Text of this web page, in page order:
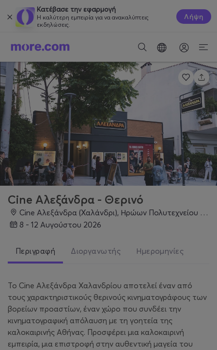
Κατέβασε την εφαρμογή
Η καλύτερη εμπειρία για να ανακαλύπτεις
εκδηλώσεις.
Λήψη
Cine Αλεξάνδρα - Θερινό
Cine Αλεξάνδρα (Χαλάνδρι), Ηρώων Πολυτεχνείου 27, Χαλάνδρι
8 - 12 Αυγούστου 2026
Περιγραφή Διοργανωτής Ημερομηνίες
Το Cine Αλεξάνδρα Χαλανδρίου αποτελεί έναν από
τους χαρακτηριστικούς θερινούς κινηματογράφους των
βορείων προαστίων, έναν χώρο που συνδέει την
κινηματογραφική απόλαυση με τη γοητεία της
καλοκαιρινής Αθήνας. Προσφέρει μια καλοκαιρινή
εμπειρία, μια επιστροφή στην αυθεντική μαγεία του